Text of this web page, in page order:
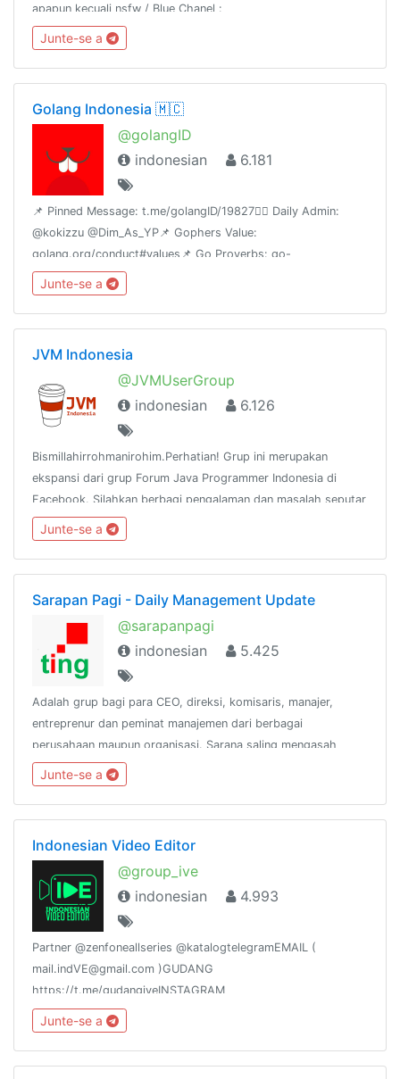
apapun kecuali nsfw / Blue Chanel :
https://t.me/joinchat/AAAAAE2lu2hKIM8oL5WN2QGudang :
https://t.me/joinchat/AAAAAFTpluTJ4x9x9NsAmQ
Junte-se a
Golang Indonesia 🇲🇨
@golangID
indonesian
6.181
📌 Pinned Message: t.me/golangID/19827👮‍♂️ Daily Admin:
@kokizzu @Dim_As_YP📌 Gophers Value:
golang.org/conduct#values📌 Go Proverbs: go-
proverbs.github.io/📌 Gopher Avatar Maker: gopherize.me📌
Resource: t.me/joinchat/AAAAADxgvQGpKuYt-AMyVA
Junte-se a
JVM Indonesia
@JVMUserGroup
indonesian
6.126
Bismillahirrohmanirohim.Perhatian! Grup ini merupakan
ekspansi dari grup Forum Java Programmer Indonesia di
Facebook. Silahkan berbagi pengalaman dan masalah seputar
Java dan keluarganya.https://t.me/JVMUserGroupAdmin :
@hendisantika34
Junte-se a
Sarapan Pagi - Daily Management Update
@sarapanpagi
indonesian
5.425
Adalah grup bagi para CEO, direksi, komisaris, manajer,
entreprenur dan peminat manajemen dari berbagai
perusahaan maupun organisasi. Sarana saling mengasah
kapasitas manajerial dan memperluas jaringan untuk
membangun sinergi. Diasuh oleh SNF Consulting.
Junte-se a
Indonesian Video Editor
@group_ive
indonesian
4.993
Partner @zenfoneallseries @katalogtelegramEMAIL (
mail.indVE@gmail.com )GUDANG
https://t.me/gudangiveINSTAGRAM
https://goo.gl/ZtTN91YOUTUBE https://goo.gl/f7WkaDLINE
https://goo.gl/3jbhd1
Junte-se a